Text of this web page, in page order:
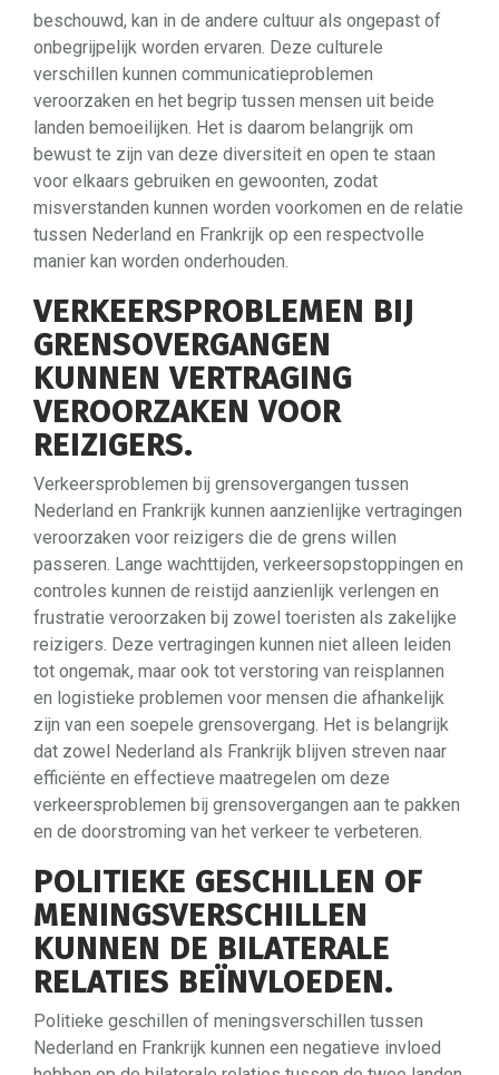
beschouwd, kan in de andere cultuur als ongepast of
onbegrijpelijk worden ervaren. Deze culturele
verschillen kunnen communicatieproblemen
veroorzaken en het begrip tussen mensen uit beide
landen bemoeilijken. Het is daarom belangrijk om
bewust te zijn van deze diversiteit en open te staan
voor elkaars gebruiken en gewoonten, zodat
misverstanden kunnen worden voorkomen en de relatie
tussen Nederland en Frankrijk op een respectvolle
manier kan worden onderhouden.
VERKEERSPROBLEMEN BIJ
GRENSOVERGANGEN
KUNNEN VERTRAGING
VEROORZAKEN VOOR
REIZIGERS.
Verkeersproblemen bij grensovergangen tussen
Nederland en Frankrijk kunnen aanzienlijke vertragingen
veroorzaken voor reizigers die de grens willen
passeren. Lange wachttijden, verkeersopstoppingen en
controles kunnen de reistijd aanzienlijk verlengen en
frustratie veroorzaken bij zowel toeristen als zakelijke
reizigers. Deze vertragingen kunnen niet alleen leiden
tot ongemak, maar ook tot verstoring van reisplannen
en logistieke problemen voor mensen die afhankelijk
zijn van een soepele grensovergang. Het is belangrijk
dat zowel Nederland als Frankrijk blijven streven naar
efficiënte en effectieve maatregelen om deze
verkeersproblemen bij grensovergangen aan te pakken
en de doorstroming van het verkeer te verbeteren.
POLITIEKE GESCHILLEN OF
MENINGSVERSCHILLEN
KUNNEN DE BILATERALE
RELATIES BEÏNVLOEDEN.
Politieke geschillen of meningsverschillen tussen
Nederland en Frankrijk kunnen een negatieve invloed